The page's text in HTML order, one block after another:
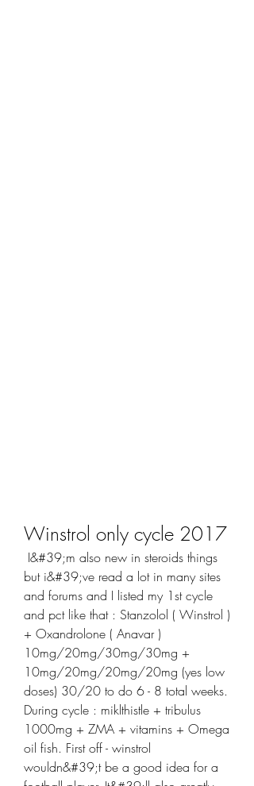
Winstrol only cycle 2017
but i&#39;ve read a lot in many sites
and forums and I listed my 1st cycle
and pct like that : Stanzolol ( Winstrol )
+ Oxandrolone ( Anavar )
10mg/20mg/30mg/30mg +
10mg/20mg/20mg/20mg (yes low
doses) 30/20 to do 6 - 8 total weeks.
During cycle : miklthistle + tribulus
1000mg + ZMA + vitamins + Omega
oil fish. First off - winstrol
wouldn&#39;t be a good idea for a